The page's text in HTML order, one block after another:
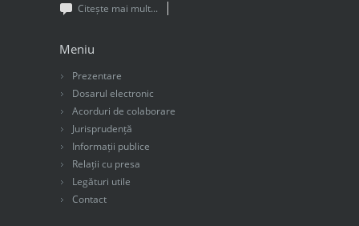
Citește mai mult...
Meniu
Prezentare
Dosarul electronic
Acorduri de colaborare
Jurisprudență
Informații publice
Relații cu presa
Legături utile
Contact